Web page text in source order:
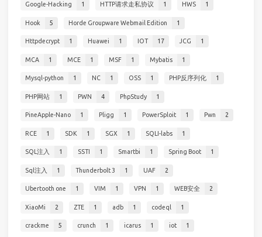
Google-Hacking 1 HTTP请求走私协议 1 HWS 1
Hook 5 Horde Groupware Webmail Edition 1
Httpdecrypt 1 Huawei 1 IOT 17 JCG 1
MCA 1 MCE 1 MSF 1 Mybatis 1
Mysql-python 1 NC 1 OSS 1 PHP反序列化 1
PHP网站 1 PWN 4 PhpStudy 1
PineApple-Nano 1 Pligg 1 PowerSploit 1 Pwn 2
RCE 1 SDK 1 SGX 1 SQLI-labs 1
SQL注入 1 SSTI 1 Smartbi 1 Spring Boot 1
Sql注入 1 Thunderbolt 3 1 UAF 2
Ubertooth one 1 VIM 1 VPN 1 WEB安全 2
XiaoMi 2 ZTE 1 adb 1 codeql 1
crackme 5 crunch 1 icarus 1 iot 1